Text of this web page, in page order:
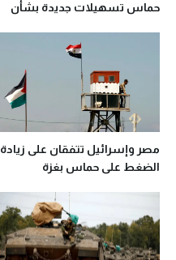
حماس تسهيلات جديدة بشأن
مصر وإسرائيل تتفقان على زيادة
الضغط على حماس بغزة